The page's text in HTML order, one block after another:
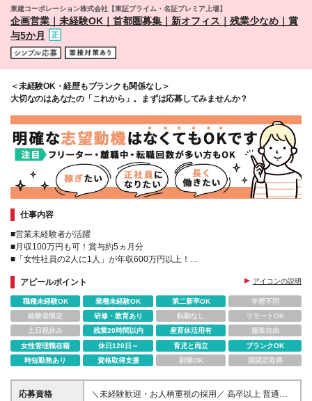
東建コーポレーション株式会社【東証プライム・名証プレミア上場】
企画営業｜未経験OK｜首都圏募集｜新オフィス｜残業少なめ｜賞
与5か月
＜未経験OK・経歴もブランクも関係なし＞
大切なのはあなたの「これから」。まずは応募してみませんか？
仕事内容
■営業未経験者が活躍
■月収100万円も可！賞与約5ヵ月分
■「女性社員の2人に1人」が年収600万円以上！
アピールポイント
アイコンの説明
職種未経験OK 業種未経験OK 第二新卒OK
学歴不問
経験者限定
研修・教育あり 転勤なし
リモートOK
土日祝休み
残業20時間以内 産育休活用有
服装自由
女性管理職在籍
休日120日～ 育児と両立
ブランクOK
時短勤務あり
資格取得支援 副業OK 国認定取得
応募資格
＼未経験歓迎・お人柄重視の採用／ 高卒以上 普通自